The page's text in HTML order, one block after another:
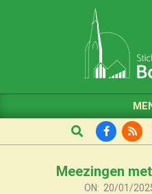
Navigation
Search
Meezingen
ON: 20/01/